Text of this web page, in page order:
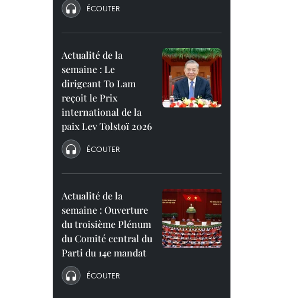
ÉCOUTER
Actualité de la
semaine : Le
dirigeant To Lam
reçoit le Prix
international de la
paix Lev Tolstoï 2026
ÉCOUTER
Actualité de la
semaine : Ouverture
du troisième Plénum
du Comité central du
Parti du 14e mandat
ÉCOUTER